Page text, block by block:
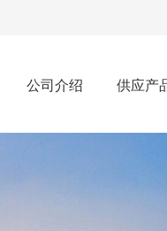
公司介绍 供应产